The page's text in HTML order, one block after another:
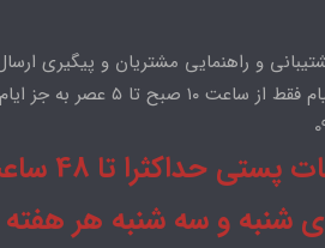
و راهنمایی مشتریان و پیگیری
محموله(تماس و یا پیام فقط از ساعت ۱۰ صبح تا ۵ عصر به جز ایام
توجه: سفارشات پستی
شنبه و سه شنبه هر هفته